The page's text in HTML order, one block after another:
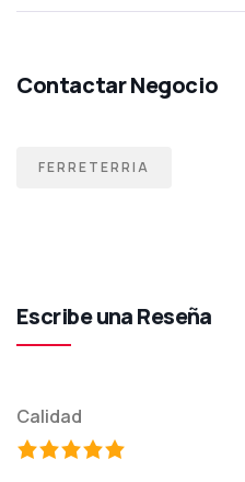
FERRETERRIA
Escribe una Reseña
Calidad